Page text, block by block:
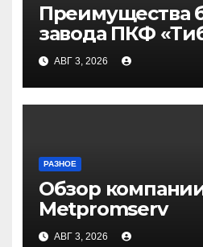
Преимущества
завода ПКФ
Волгограде и
АВГ 3, 2026
РАЗНОЕ
Обзор
Metpromserv
АВГ 3, 2026